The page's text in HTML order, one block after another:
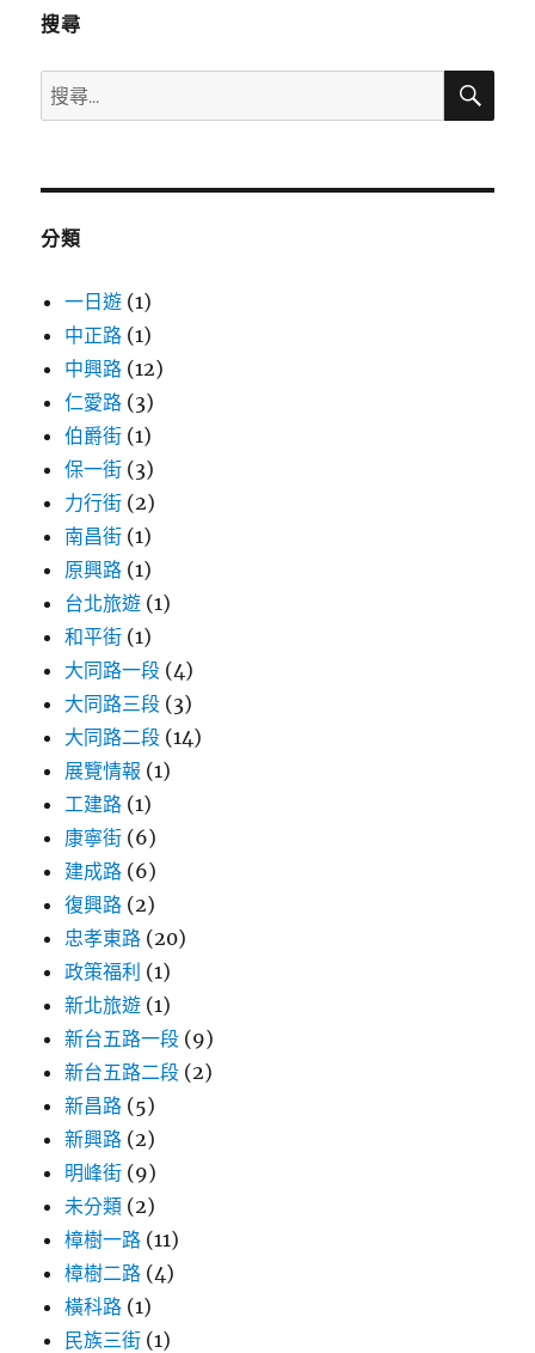
搜尋
搜
尋
鍵
搜
分類
一日遊 (1)
中正路 (1)
中興路 (12)
仁愛路 (3)
伯爵街 (1)
保一街 (3)
力行街 (2)
南昌街 (1)
原興路 (1)
台北旅遊 (1)
和平街 (1)
大同路一段 (4)
大同路三段 (3)
大同路二段 (14)
展覽情報 (1)
工建路 (1)
康寧街 (6)
建成路 (6)
復興路 (2)
忠孝東路 (20)
政策福利 (1)
新北旅遊 (1)
新台五路一段 (9)
新台五路二段 (2)
新昌路 (5)
新興路 (2)
明峰街 (9)
未分類 (2)
樟樹一路 (11)
樟樹二路 (4)
橫科路 (1)
民族三街 (1)